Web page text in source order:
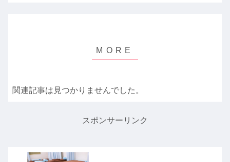
関連記事は見つかりませんでした。
スポンサーリンク